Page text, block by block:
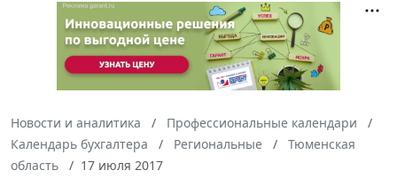
Новости и аналитика
Профессиональные календари
Календарь бухгалтера
Региональные
Тюменская
область
17 июля 2017